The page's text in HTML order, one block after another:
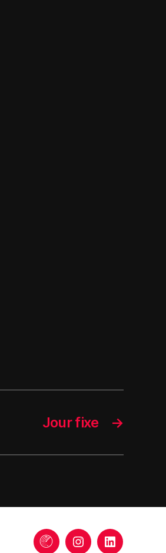
→
Jour fixe
TrendsInstagramLinkedIn